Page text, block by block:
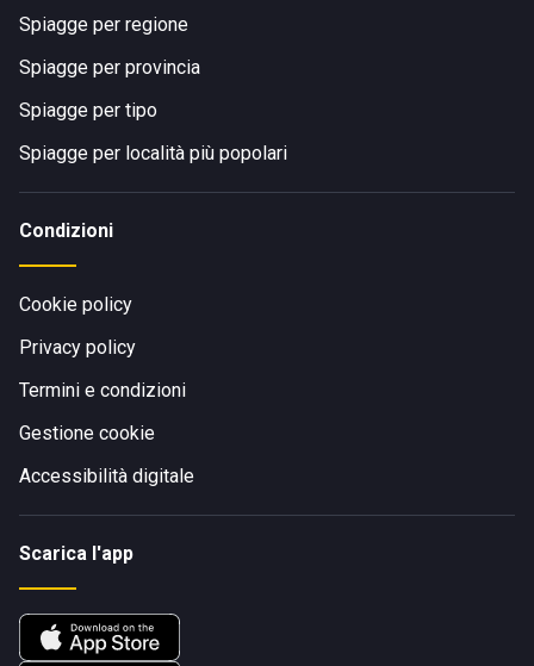
Spiagge per regione
Spiagge per provincia
Spiagge per tipo
Spiagge per località più popolari
Condizioni
Cookie policy
Privacy policy
Termini e condizioni
Gestione cookie
Accessibilità digitale
Scarica l'app